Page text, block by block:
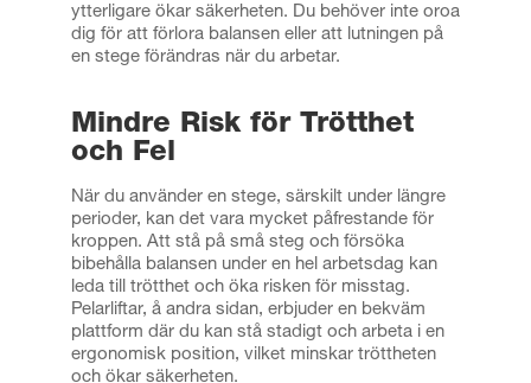
ytterligare ökar säkerheten. Du behöver inte oroa
dig för att förlora balansen eller att lutningen på
en stege förändras när du arbetar.
Mindre Risk för Trötthet
och Fel
När du använder en stege, särskilt under längre
perioder, kan det vara mycket påfrestande för
kroppen. Att stå på små steg och försöka
bibehålla balansen under en hel arbetsdag kan
leda till trötthet och öka risken för misstag.
Pelarliftar, å andra sidan, erbjuder en bekväm
plattform där du kan stå stadigt och arbeta i en
ergonomisk position, vilket minskar tröttheten
och ökar säkerheten.